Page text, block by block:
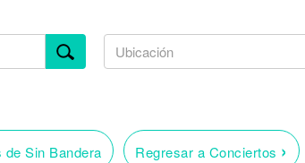
Sin Bandera Regresar a Conciertos ›